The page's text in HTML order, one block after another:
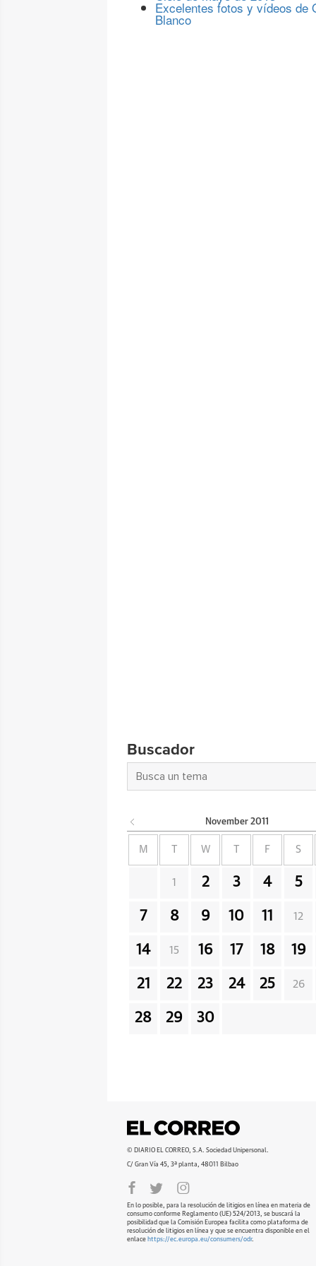
Excelentes fotos y vídeos de
Blanco
Buscador
November 2011
M W F S
1 2 3 4 5
7 8 9 10 11 12
14 15 16 17 18 19
21 22 23 24 25 26
28 29 30
© DIARIO EL CORREO, S.A. Sociedad Unipersonal.
C/ Gran Vía 45, 3ª planta, 48011 Bilbao
En lo posible, para la resolución de litigios en línea en materia de
consumo conforme Reglamento (UE) 524/2013, se buscará la
posibilidad que la Comisión Europea facilita como plataforma de
resolución de litigios en línea y que se encuentra disponible en el
enlace https://ec.europa.eu/consumers/odr.